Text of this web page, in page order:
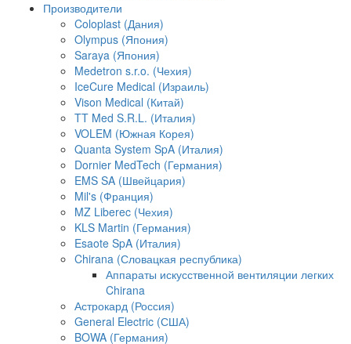
Производители
Coloplast (Дания)
Olympus (Япония)
Saraya (Япония)
Medetron s.r.o. (Чехия)
IceCure Medical (Израиль)
Vison Medical (Китай)
TT Med S.R.L. (Италия)
VOLEM (Южная Корея)
Quanta System SpA (Италия)
Dornier MedTech (Германия)
EMS SA (Швейцария)
Mil's (Франция)
MZ Liberec (Чехия)
KLS Martin (Германия)
Esaote SpA (Италия)
Chirana (Словацкая республика)
Аппараты искусственной вентиляции легких
Chirana
Астрокард (Россия)
General Electric (США)
BOWA (Германия)